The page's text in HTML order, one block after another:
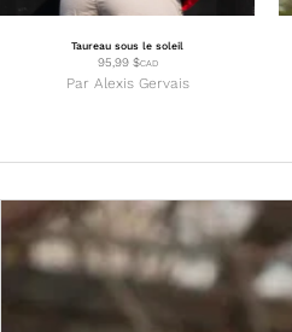
Taureau sous le soleil
95,99 $CAD
Par Alexis Gervais